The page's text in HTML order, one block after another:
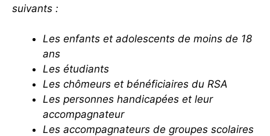
suivants :
Les enfants et adolescents de moins de 18
ans
Les étudiants
Les chômeurs et bénéficiaires du RSA
Les personnes handicapées et leur
accompagnateur
Les accompagnateurs de groupes scolaires